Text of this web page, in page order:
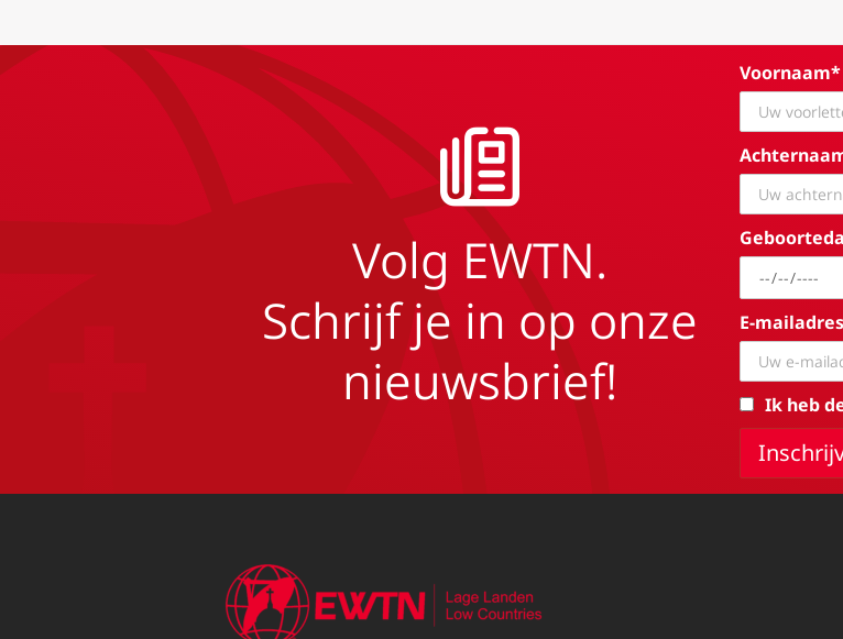
Volg EWTN.
Schrijf je in op onze
nieuwsbrief!
Voornaam*
E-
Ik heb